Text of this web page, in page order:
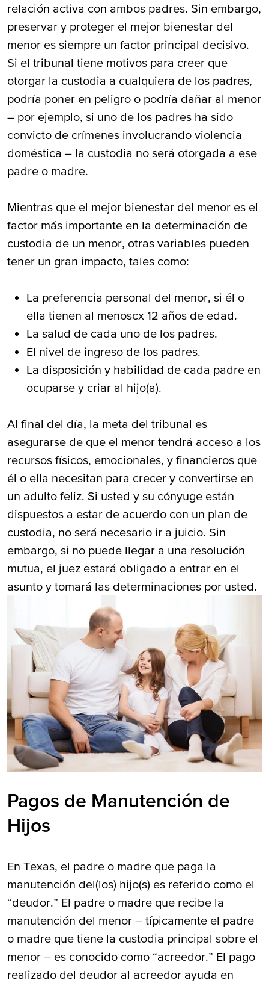
relación activa con ambos padres. Sin embargo,
preservar y proteger el mejor bienestar del
menor es siempre un factor principal decisivo.
Si el tribunal tiene motivos para creer que
otorgar la custodia a cualquiera de los padres,
podría poner en peligro o podría dañar al menor
– por ejemplo, si uno de los padres ha sido
convicto de crímenes involucrando violencia
doméstica – la custodia no será otorgada a ese
padre o madre.
Mientras que el mejor bienestar del menor es el
factor más importante en la determinación de
custodia de un menor, otras variables pueden
tener un gran impacto, tales como:
La preferencia personal del menor, si él o
ella tienen al menoscx 12 años de edad.
La salud de cada uno de los padres.
El nivel de ingreso de los padres.
La disposición y habilidad de cada padre en
ocuparse y criar al hijo(a).
Al final del día, la meta del tribunal es
asegurarse de que el menor tendrá acceso a los
recursos físicos, emocionales, y financieros que
él o ella necesitan para crecer y convertirse en
un adulto feliz. Si usted y su cónyuge están
dispuestos a estar de acuerdo con un plan de
custodia, no será necesario ir a juicio. Sin
embargo, si no puede llegar a una resolución
mutua, el juez estará obligado a entrar en el
asunto y tomará las determinaciones por usted.
Pagos de Manutención de
Hijos
En Texas, el padre o madre que paga la
manutención del(los) hijo(s) es referido como el
“deudor.” El padre o madre que recibe la
manutención del menor – típicamente el padre
o madre que tiene la custodia principal sobre el
menor – es conocido como “acreedor.” El pago
realizado del deudor al acreedor ayuda en